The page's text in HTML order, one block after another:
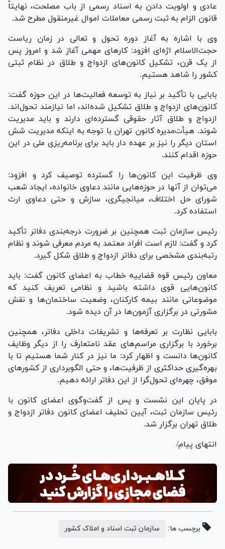
عادی و اولویت دادن به اسناد رسمی از باب مصلحت، نهایتاً
قانون الزام به ثبت رسمی معاملات اموال غیرمنقول مطرح شد.
وی با اشاره به آغاز دوره تحول و تعالی در زمان ریاست
حجت‌الاسلام اژه‌ای افزود: کار‌های مهمی آغاز شد و امروز پس
از یک قرن، تشکیل کانون‌های ازدواج و طلاق در نظام ثبتی
کشور را شاهد هستیم.
بابایی با تأکید بر نیاز به توسعه فعالیت‌ها در این حوزه گفت:
کانون‌های ازدواج و طلاق تشکیل شده‌اند، اما نیازمند تحول‌اند.
ازدواج و طلاق آثار حقوقی گسترده‌ای دارند و باید مدیریت
شوند. هیأت‌مدیره کانون تهران با توجه به اینکه مدیریت شش
استان دیگر را نیز بر عهده دار باید برای برنامه‌ریزی ملی در این
حوزه اقدام کنند.
وی ظرفیت این کانون‌ها را گسترده توصیف کرد و افزود:
می‌توان از آنها در حوزه‌هایی مانند دعاوی خانواده، ایجاد شعب
شورای حل اختلاف، میانجیگری، سازش و حتی دعاوی ارث
استفاده کرد.
رئیس سازمان ثبت همچنین بر ضرورت درجه‌بندی دفاتر تأکید
کرد و گفت: لازم است افراد معتمد به مردم معرفی شوند و نظام
رتبه‌بندی مشخصی برای دفاتر ازدواج و طلاق شکل گیرد.
معاون رئیس قوه قضاییه خطاب به اعضای کانون گفت: باید
کانون‌هایی قوی داشته باشید و نظامی تعریف کنید که
موضوعاتی مانند بیمه کارکنان، وضعیت ساختمان‌ها و نقش
مشورتی در برگزاری آزمون‌ها در آن دیده شود.
بابایی نظارت بر تعرفه‌ها و تشریفات داخلی دفاتر، همچنین
برخورد با برگزاری مراسم‌های عقد نامتعارف را از دیگر وظایف
کانون‌ها دانست و اظهار کرد: ما نیز در کنار شما هستیم تا با
بهره‌گیری حداکثری از ظرفیت‌ها، و حتی الگوبرداری از کشور‌های
موفق، چهره‌ای تحول‌گرا از این دفاتر ارائه دهیم.
در پایان این نشست و پس از گفت‌وگوی اعضای کانون با
رئیس سازمان ثبت، آیین تحلیف اعضای کانون دفاتر ازدواج و
طلاق تهران برگزار شد.
انتهای پیام/
برچسب ها: سازمان ثبت اسناد و املاک کشور